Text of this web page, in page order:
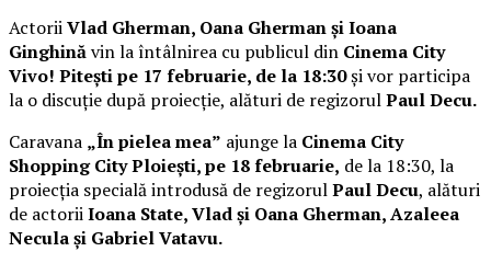
ActoriiVlad Gherman, Oana Gherman și Ioana
Ginghinăvin la întâlnirea cu publicul din Cinema City
Vivo! Pitești pe 17 februarie, de la 18:30și vor participa
la o discuție după proiecție, alături de regizorulPaul Decu.
Caravana „În pielea mea” ajunge la Cinema City
Shopping City Ploiești, pe 18 februarie, de la 18:30, la
proiecția specială introdusă de regizorulPaul Decu, alături
de actoriiIoana State, Vlad și Oana Gherman, Azaleea
Necula și Gabriel Vatavu.